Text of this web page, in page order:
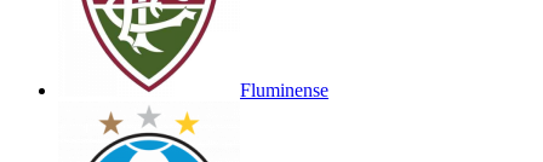
Fluminense